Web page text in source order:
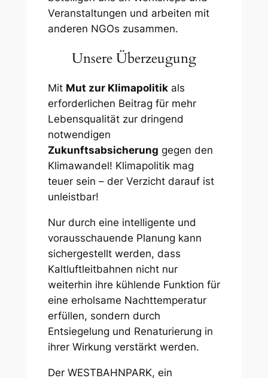
Veranstaltungen und arbeiten mit
anderen NGOs zusammen.
Unsere Überzeugung
Mit Mut zur Klimapolitikals
erforderlichen Beitrag für mehr
Lebensqualität zur dringend
notwendigen
Zukunftsabsicherung gegen den
Klimawandel! Klimapolitik mag
teuer sein – der Verzicht darauf ist
unleistbar!
Nur durch eine intelligente und
vorausschauende Planung kann
sichergestellt werden, dass
Kaltluftleitbahnen nicht nur
weiterhin ihre kühlende Funktion für
eine erholsame Nachttemperatur
erfüllen, sondern durch
Entsiegelung und Renaturierung in
ihrer Wirkung verstärkt werden.
Der WESTBAHNPARK, ein